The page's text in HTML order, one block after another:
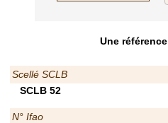
Une référence
Scellé SCLB
SCLB 52
N° Ifao